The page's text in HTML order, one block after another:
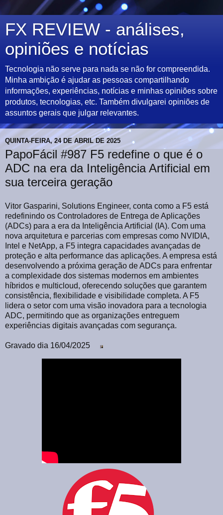
FX REVIEW - análises,
opiniões e notícias
Tecnologia não serve para nada se não for compreendida.
Minha ambição é ajudar as pessoas compartilhando
informações, experiências, notícias e minhas opiniões sobre
produtos, tecnologias, etc. Também divulgarei opiniões de
assuntos gerais que julgar relevantes.
QUINTA-FEIRA, 24 DE ABRIL DE 2025
PapoFácil #987 F5 redefine o que é o
ADC na era da Inteligência Artificial em
sua terceira geração
Vitor Gasparini, Solutions Engineer, conta como a F5 está
redefinindo os Controladores de Entrega de Aplicações
(ADCs) para a era da Inteligência Artificial (IA). Com uma
nova arquitetura e parcerias com empresas como NVIDIA,
Intel e NetApp, a F5 integra capacidades avançadas de
proteção e alta performance das aplicações. A empresa está
desenvolvendo a próxima geração de ADCs para enfrentar
a complexidade dos sistemas modernos em ambientes
híbridos e multicloud, oferecendo soluções que garantem
consistência, flexibilidade e visibilidade completa. A F5
lidera o setor com uma visão inovadora para a tecnologia
ADC, permitindo que as organizações entreguem
experiências digitais avançadas com segurança.
Gravado dia 16/04/2025